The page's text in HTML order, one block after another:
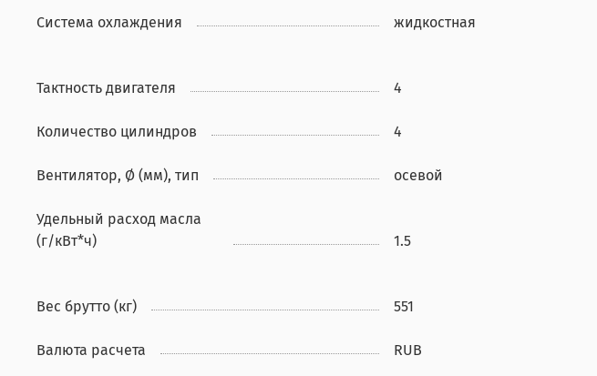
Система охлаждения жидкостная
Тактность двигателя 4
Количество цилиндров 4
Вентилятор, Ø (мм), тип осевой
Удельный расход масла
(г/кВт*ч)
1.5
Вес брутто (кг) 551
Валюта расчета RUB